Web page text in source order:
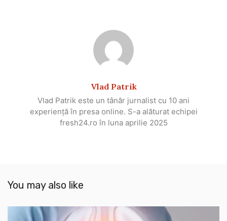
Vlad Patrik
Vlad Patrik este un tânăr jurnalist cu 10 ani
experiență în presa online. S-a alăturat echipei
fresh24.ro în luna aprilie 2025
You may also like